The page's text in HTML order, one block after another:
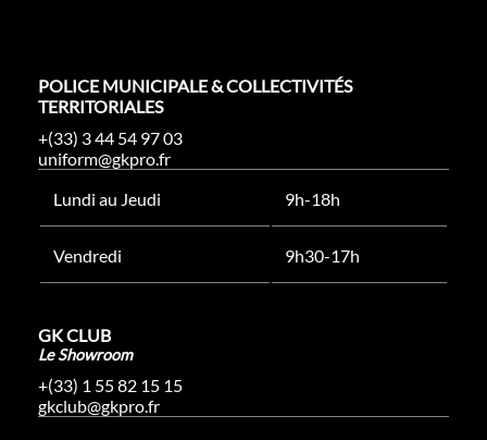
POLICE MUNICIPALE & COLLECTIVITÉS
TERRITORIALES
+(33) 3 44 54 97 03
uniform@gkpro.fr
Lundi au Jeudi
9h-18h
Vendredi 9h30-17h
GK CLUB
Le Showroom
+(33) 1 55 82 15 15
gkclub@gkpro.fr